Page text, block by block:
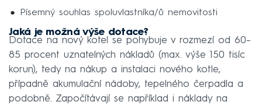
Písemný souhlas spoluvlastníka/ů nemovitosti
Jaká je možná výše dotace?
Dotace na nový kotel se pohybuje v rozmezí od 60–
85 procent uznatelných nákladů (max. výše 150 tisíc
korun), tedy na nákup a instalaci nového kotle,
případně akumulační nádoby, tepelného čerpadla a
podobně. Započítávají se například i náklady na